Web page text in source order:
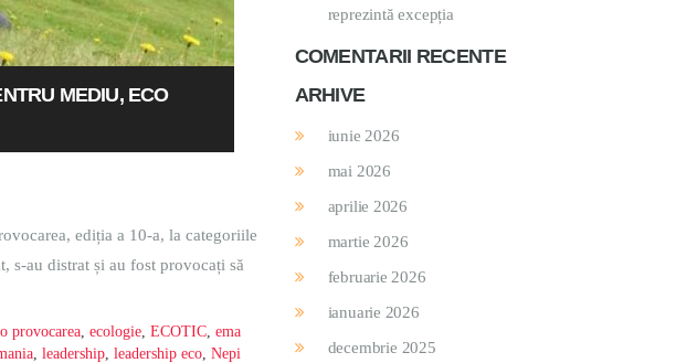
MEDIU, ECO
ediția a 10-a, la categoriile
s-au distrat și au fost provocați să
provocarea ecologie ECOTIC ema
leadership leadership eco Nepi
reprezintă excepția
COMENTARII RECENTE
ARHIVE
iunie 2026
mai 2026
aprilie 2026
martie 2026
februarie 2026
ianuarie 2026
decembrie 2025